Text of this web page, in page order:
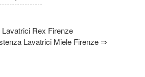
Rex Firenze
Lavatrici Miele Firenze⇒